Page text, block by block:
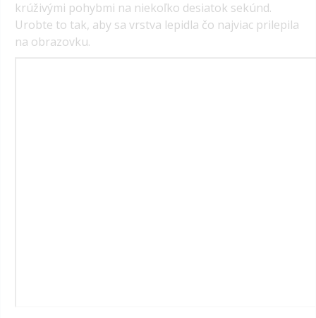
krúživými pohybmi na niekoľko desiatok sekúnd.
Urobte to tak, aby sa vrstva lepidla čo najviac prilepila
na obrazovku.